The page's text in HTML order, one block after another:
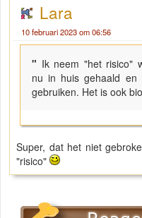
Lara
10 februari 2023 om 06:56
" Ik neem "het risico"
nu in huis gehaald en
gebruiken. Het is ook
Super, dat het niet
"risico"